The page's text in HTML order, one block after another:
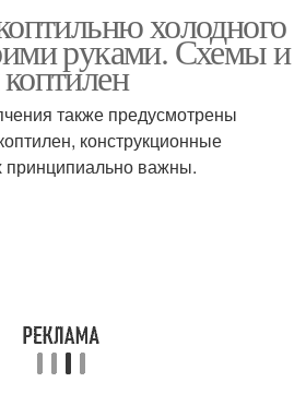
холодного
руками. Схемы и
также предусмотрены
конструкционные
принципиально важны.